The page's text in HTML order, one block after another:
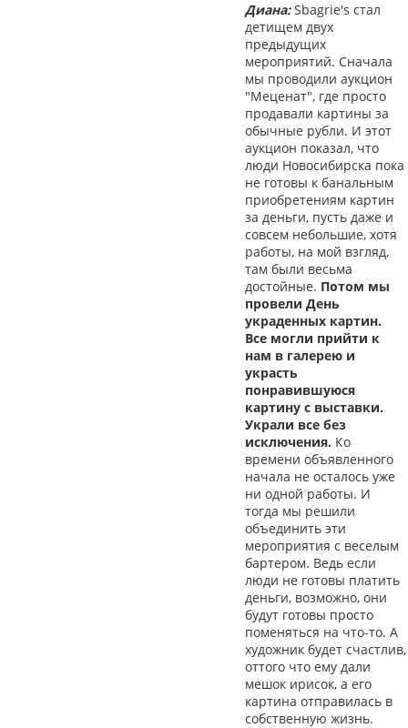
Диана:Sbagrie's стал
детищем двух
предыдущих
мероприятий. Сначала
мы проводили аукцион
"Меценат", где просто
продавали картины за
обычные рубли. И этот
аукцион показал, что
люди Новосибирска пока
не готовы к банальным
приобретениям картин
за деньги, пусть даже и
совсем небольшие, хотя
работы, на мой взгляд,
там были весьма
достойные. Потом мы
провели День
украденных картин.
Все могли прийти к
нам в галерею и
украсть
понравившуюся
картину с выставки.
Украли все без
исключения. Ко
времени объявленного
начала не осталось уже
ни одной работы. И
тогда мы решили
объединить эти
мероприятия с веселым
бартером. Ведь если
люди не готовы платить
деньги, возможно, они
будут готовы просто
поменяться на что-то. А
художник будет счастлив,
оттого что ему дали
мешок ирисок, а его
картина отправилась в
собственную жизнь.